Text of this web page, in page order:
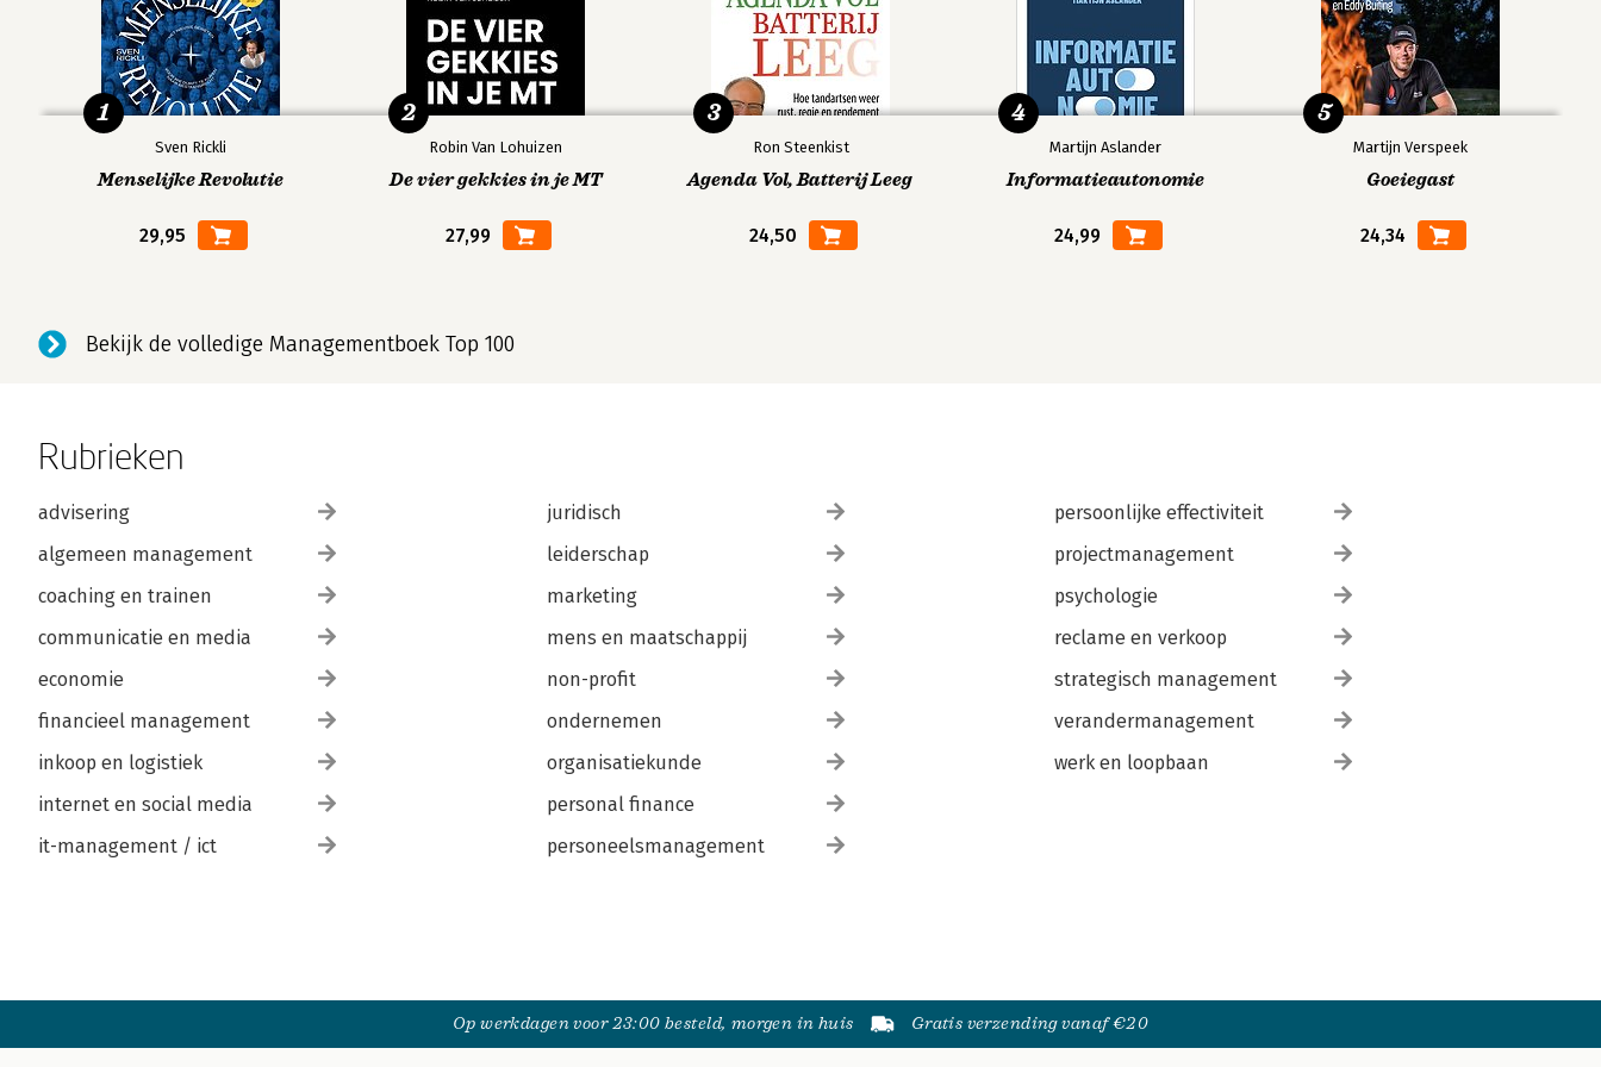
Sven Rickli
Menselijke Revolutie
29,95
1
Robin Van Lohuizen
De vier gekkies in je MT
27,99
2
Ron Steenkist
Agenda Vol, Batterij Leeg
24,50
3
Martijn Aslander
Informatieautonomie
24,99
4
Martijn Verspeek
Goeiegast
24,34
5
Bekijk de volledige Managementboek Top 100
Rubrieken
advisering
algemeen management
coaching en trainen
communicatie en media
economie
financieel management
inkoop en logistiek
internet en social media
it-management / ict
juridisch
leiderschap
marketing
mens en maatschappij
non-profit
ondernemen
organisatiekunde
personal finance
personeelsmanagement
persoonlijke effectiviteit
projectmanagement
psychologie
reclame en verkoop
strategisch management
verandermanagement
werk en loopbaan
Op werkdagen voor 23:00 besteld, morgen in huis Gratis verzending vanaf €20